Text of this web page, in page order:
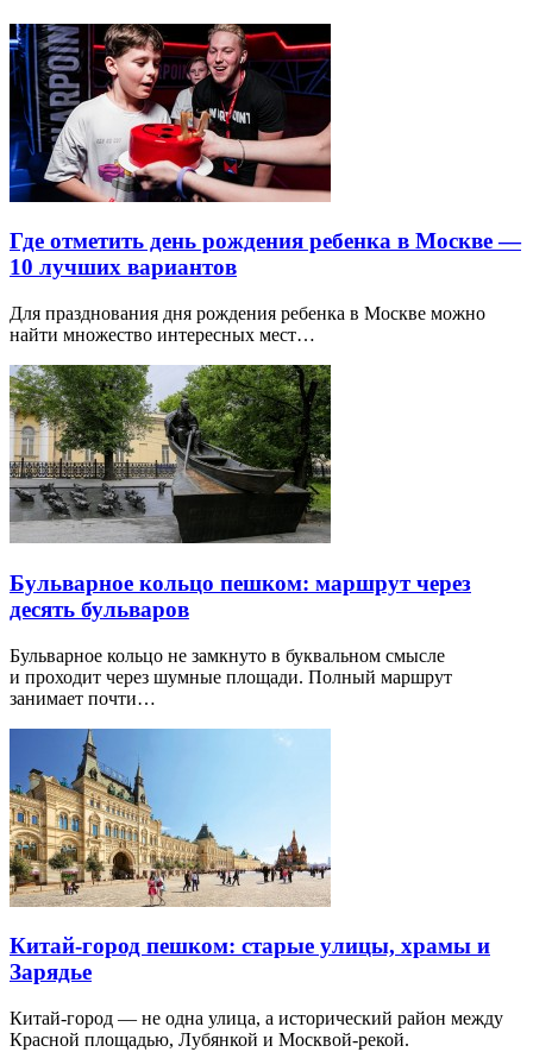
Где отметить день рождения ребенка в Москве —
10 лучших вариантов
Для празднования дня рождения ребенка в Москве можно
найти множество интересных мест…
Бульварное кольцо пешком: маршрут через
десять бульваров
Бульварное кольцо не замкнуто в буквальном смысле
и проходит через шумные площади. Полный маршрут
занимает почти…
Китай-город пешком: старые улицы, храмы и
Зарядье
Китай-город — не одна улица, а исторический район между
Красной площадью, Лубянкой и Москвой-рекой.